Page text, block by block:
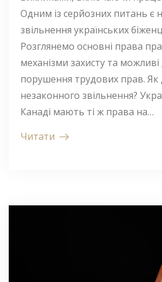
Одним із серйозних питань є
звільнення українських
Розглянемо основні права
механізми захисту та можливі
порушення трудових прав. Як
незаконного звільнення?
Канаді мають ті ж права на…
Читати